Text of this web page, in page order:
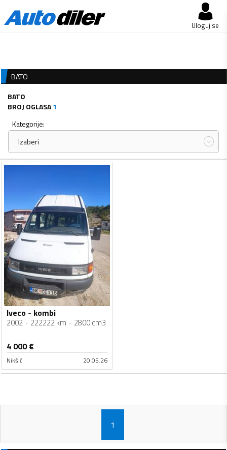
Uloguj se
BATO
BATO
BROJ OGLASA1
Kategorije:
Izaberi
Iveco - kombi
2002 222222 km 2800 cm3
4 000€
Nikšić 20.05.26
1